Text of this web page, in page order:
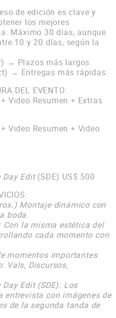
de edición es clave y
los mejores
Máximo 30 días, aunque
10 y 20 días, según la
→ Plazos más largos.
→ Entregas más rápidas.
DEL EVENTO:
Video Resumen + Extras
Video Resumen + Video
Day Edit(SDE) US$ 500
Montaje dinámico con
boda.
la misma estética del
cada momento con
momentos importantes
Vals, Discursos,
Edit (SDE): Los
entrevista con imágenes de
de la segunda tanda de